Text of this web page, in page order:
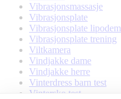
Vibrasjonsmassasje
Vibrasjonsplate
Vibrasjonsplate lipodem
Vibrasjonsplate trening
Viltkamera
Vindjakke dame
Vindjakke herre
Vinterdress barn test
Vintersko test